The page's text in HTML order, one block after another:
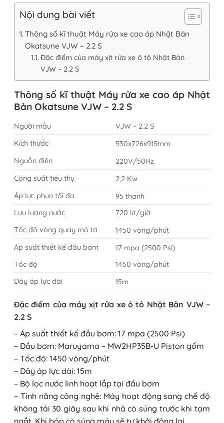
Nội dung bài viết
Thông số kĩ thuật Máy rửa xe cao áp Nhật Bản
Okatsune VJW – 2.2 S
Đặc điểm của máy xịt rửa xe ô tô Nhật Bản
VJW – 2.2 S
Thông số kĩ thuật Máy rửa xe cao áp Nhật
Bản Okatsune VJW – 2.2 S
Người mẫu
VJW – 2.2 S
Kích thước
530x726x915mm
Nguồn điện
220V/50Hz
Công suất tiêu thụ
2,2 Kw
Áp lực phun tối đa
95 thanh
Lưu lượng nước
720 lít/giờ
Tốc độ vòng quay mô tơ
1450 vòng/phút
Áp suất thiết kế đầu bơm
17 mpa (2500 Psi)
Tốc độ
1450 vòng/phút
Dây áp lực dài
15m
Đặc điểm của máy xịt rửa xe ô tô Nhật Bản VJW –
2.2 S
– Áp suất thiết kế đầu bơm: 17 mpa (2500 Psi)
– Đầu bơm: Maruyama – MW2HP35B-U Piston gốm
– Tốc độ: 1450 vòng/phút
– Dây áp lực dài: 15m
– Bộ lọc nước linh hoạt lắp tại đầu bơm
– Tính năng công nghệ: Máy hoạt động sang chế độ
không tải 30 giây sau khi nhả cò súng trước khi tạm